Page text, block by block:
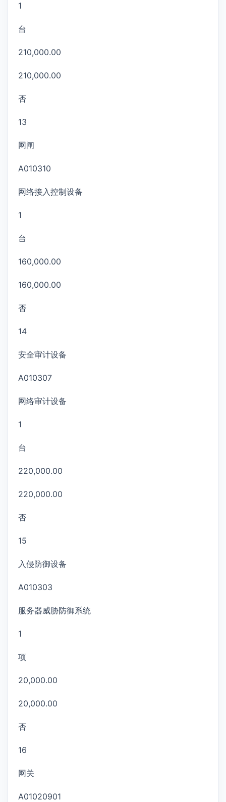
1
台
210,000.00
210,000.00
否
13
网闸
A010310
网络接入控制设备
1
台
160,000.00
160,000.00
否
14
安全审计设备
A010307
网络审计设备
1
台
220,000.00
220,000.00
否
15
入侵防御设备
A010303
服务器威胁防御系统
1
项
20,000.00
20,000.00
否
16
网关
A01020901